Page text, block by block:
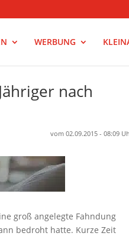
WERBUNG
nach
vom 02.09.2015 - 08:09
groß angelegte Fahndung
bedroht hatte. Kurze Zeit